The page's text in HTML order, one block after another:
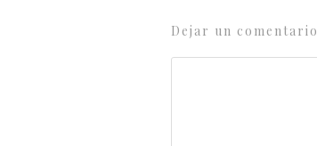
Dejar un comentario